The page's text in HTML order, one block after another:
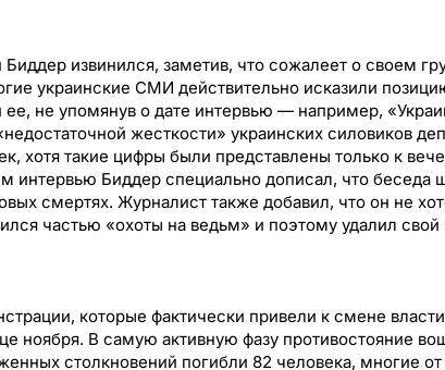
извинился, заметив, что сожалеет о своем
украинские СМИ действительно исказили
ее, не упомянув о дате интервью — например,
жесткости» украинских силовиков
хотя такие цифры были представлены только к
интервью Биддер специально дописал, что беседа
смертях. Журналист также добавил, что он не
частью «охоты на ведьм» и поэтому удалил свой
которые фактически привели к смене
ноября. В самую активную фазу противостояние
столкновений погибли 82 человека, многие